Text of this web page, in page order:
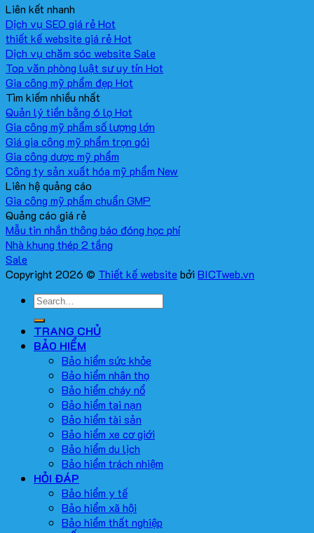
Liên kết nhanh
Dịch vụ SEO giá rẻ
thiết kế website giá rẻ
Dịch vụ chăm sóc website
Top văn phòng luật sư uy tín
Gia công mỹ phẩm đẹp
Tìm kiếm nhiều nhất
Quản lý tiền bằng 6 lọ
Gia công mỹ phẩm số lượng lớn
Giá gia công mỹ phẩm trọn gói
Gia công dược mỹ phẩm
Công ty sản xuất hóa mỹ phẩm
Liên hệ quảng cáo
Gia công mỹ phẩm chuẩn GMP
Quảng cáo giá rẻ
Mẫu tin nhắn thông báo đóng học phí
Nhà khung thép 2 tầng
Copyright 2026 © Thiết kế website bởi BICTweb.vn
TRANG CHỦ
BẢO HIỂM
Bảo hiểm sức khỏe
Bảo hiểm nhân thọ
Bảo hiểm cháy nổ
Bảo hiểm tai nạn
Bảo hiểm tài sản
Bảo hiểm xe cơ giới
Bảo hiểm du lịch
Bảo hiểm trách nhiệm
HỎI ĐÁP
Bảo hiểm y tế
Bảo hiểm xã hội
Bảo hiểm thất nghiệp